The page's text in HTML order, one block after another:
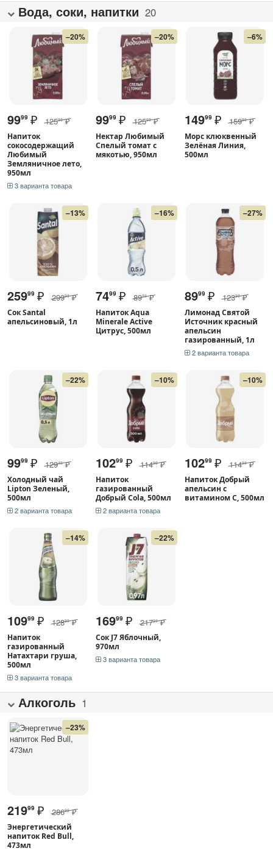
Вода, соки, напитки 20
–20%
9999 ₽ 12599 ₽
Напиток
сокосодержащий
Любимый
Земляничное лето,
950мл
3 варианта товара
–20%
9999 ₽ 12599 ₽
Нектар Любимый
Спелый томат с
мякотью, 950мл
–6%
14999 ₽ 15999 ₽
Морс клюквенный
Зелёная Линия,
500мл
–13%
25999 ₽ 29999 ₽
Сок Santal
апельсиновый, 1л
–16%
7499 ₽ 8999 ₽
Напиток Aqua
Minerale Active
Цитрус, 500мл
–27%
8999 ₽ 12399 ₽
Лимонад Святой
Источник красный
апельсин
газированный, 1л
2 варианта товара
–22%
9999 ₽ 12949 ₽
Холодный чай
Lipton Зеленый,
500мл
2 варианта товара
–10%
10299 ₽ 11499 ₽
Напиток
газированный
Добрый Cola, 500мл
2 варианта товара
–10%
10299 ₽ 11499 ₽
Напиток Добрый
апельсин с
витамином С, 500мл
–14%
10999 ₽ 12899 ₽
Напиток
газированный
Натахтари груша,
500мл
3 варианта товара
–22%
16999 ₽ 21799 ₽
Сок J7 Яблочный,
970мл
3 варианта товара
Алкоголь 1
–23%
21999 ₽ 28699 ₽
Энергетический
напиток Red Bull,
473мл